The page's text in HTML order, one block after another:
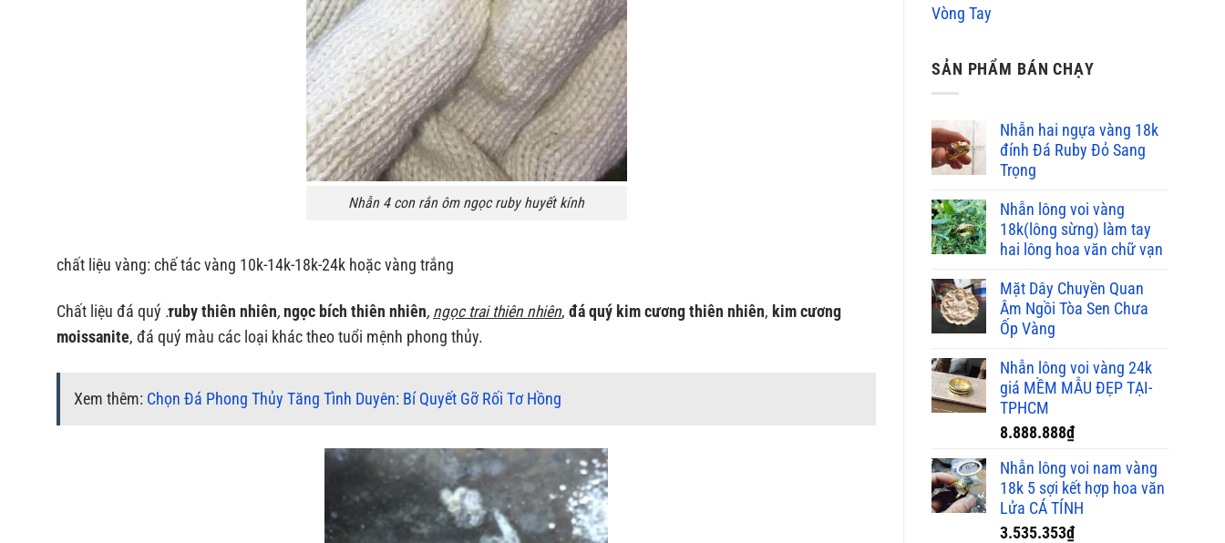
Vòng Tay
SẢN PHẨM BÁN CHẠY
Nhẫn hai ngựa vàng 18k
đính Đá Ruby Đỏ Sang
Trọng
Nhẫn lông voi vàng
18k(lông sừng) làm tay
hai lông hoa văn chữ vạn
Mặt Dây Chuyền Quan
Âm Ngồi Tòa Sen Chưa
Ốp Vàng
Nhẫn lông voi vàng 24k
giá MỀM MẪU ĐẸP TẠI-
TPHCM
8.888.888₫
Nhẫn lông voi nam vàng
18k 5 sợi kết hợp hoa văn
Lửa CÁ TÍNH
3.535.353₫
Nhẫn 4 con rắn ôm ngọc ruby huyết kính
chất liệu vàng: chế tác vàng 10k-14k-18k-24k hoặc vàng trắng
Chất liệu đá quý :ruby thiên nhiên, ngọc bích thiên nhiên, ngọc trai thiên nhiên, đá quý kim cương thiên nhiên, kim cương
moissanite, đá quý màu các loại khác theo tuổi mệnh phong thủy.
Xem thêm: Chọn Đá Phong Thủy Tăng Tình Duyên: Bí Quyết Gỡ Rối Tơ Hồng